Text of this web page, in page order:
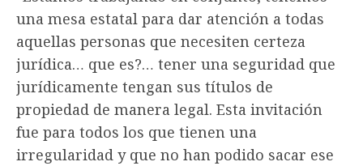
una mesa estatal para dar atención a todas
aquellas personas que necesiten certeza
jurídica… que es?… tener una seguridad que
jurídicamente tengan sus títulos de
propiedad de manera legal. Esta invitación
fue para todos los que tienen una
irregularidad y que no han podido sacar ese